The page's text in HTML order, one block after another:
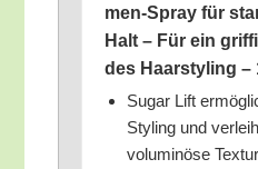
men-Spray für
Halt – Für ein
des Haar­sty­ling –
Sugar Lift
Sty­ling und
volu­mi­nö­se